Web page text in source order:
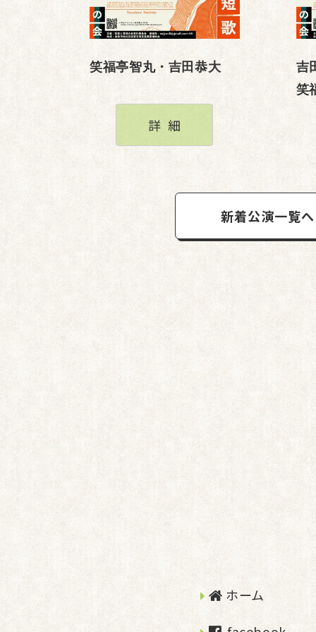
笑福亭智丸・吉田恭大
詳細
吉
笑
新着公演一覧へ
ホーム